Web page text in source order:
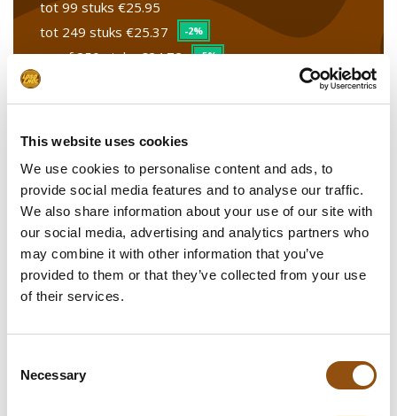
This website uses cookies
We use cookies to personalise content and ads, to
provide social media features and to analyse our traffic.
We also share information about your use of our site with
our social media, advertising and analytics partners who
may combine it with other information that you’ve
provided to them or that they’ve collected from your use
of their services.
Selection
Necessary
tot 99 stuks €25.95
tot 249 stuks €25.37 -2%
vanaf 250 stuks €24.72 -5%
Stel uw product samen
Kleur doos
Kaartje toevoegen(+€0.70)**
Leverdatum